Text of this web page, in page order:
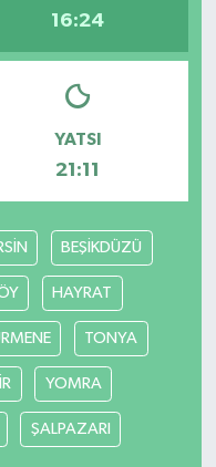
16:24
YATSI
21:11
BEŞİKDÜZÜ
HAYRAT
TONYA
YOMRA
ŞALPAZARI